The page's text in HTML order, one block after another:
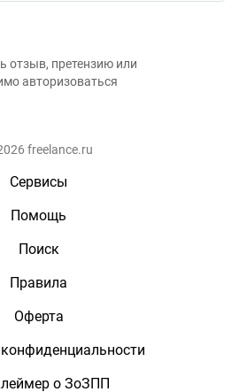
отзыв, претензию или
авторизоваться
freelance.ru
Сервисы
Помощь
Поиск
Правила
Оферта
о ЗоЗПП